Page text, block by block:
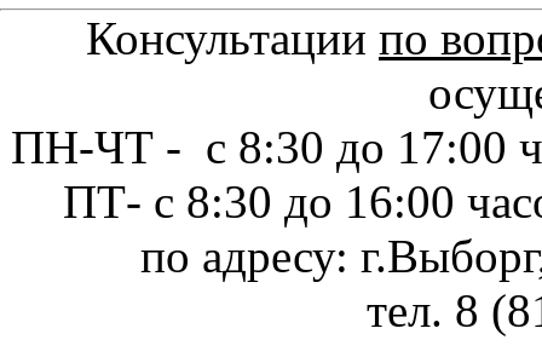
Консультации по
ПН-ЧТ - с 8:30 до 17:00
ПТ- с 8:30 до 16:00
по адресу:
тел. 8